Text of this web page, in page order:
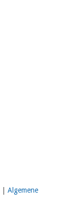
Algemene